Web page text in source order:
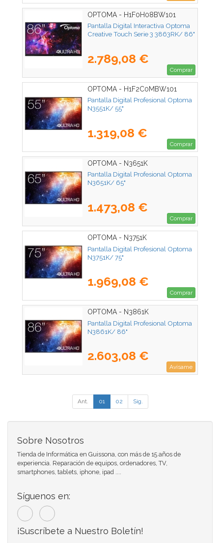
OPTOMA - H1F0H08BW101
Pantalla Digital Interactiva Optoma
Creative Touch Serie 3 3863RK/ 86"
2.789,08 €
Comprar
OPTOMA - H1F2C0MBW101
Pantalla Digital Profesional Optoma
N3551K/ 55"
1.319,08 €
Comprar
OPTOMA - N3651K
Pantalla Digital Profesional Optoma
N3651K/ 65"
1.473,08 €
Comprar
OPTOMA - N3751K
Pantalla Digital Profesional Optoma
N3751K/ 75"
1.969,08 €
Comprar
OPTOMA - N3861K
Pantalla Digital Profesional Optoma
N3861K/ 86"
2.603,08 €
Avísame
Ant. 01 02 Sig.
Sobre Nosotros
Tienda de Informática en Guissona, con más de 15 años de
experiencia. Reparación de equipos, ordenadores, TV,
smartphones, tablets, iphone, ipad ....
Síguenos en:
¡Suscríbete a Nuestro Boletín!